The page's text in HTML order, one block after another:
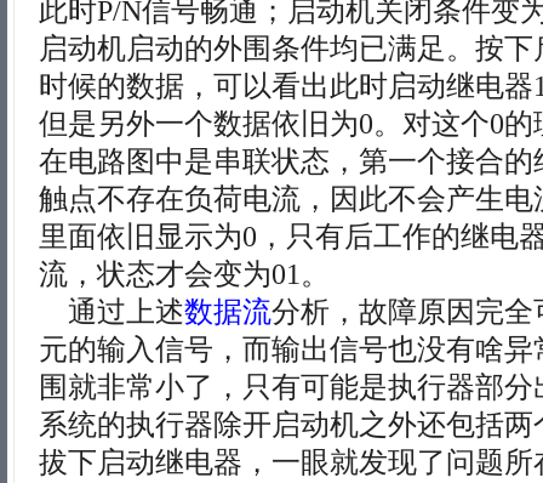
此时P/N信号畅通；启动机关闭条件变
启动机启动的外围条件均已满足。按
时候的数据，可以看出此时启动继电器
但是另外一个数据依旧为0。对这个0
在电路图中是串联状态，第一个接合
触点不存在负荷电流，因此不会产生电
里面依旧显示为0，只有后工作的继电
流，状态才会变为01。
通过上述数据流分析，故障原因完
元的输入信号，而输出信号也没有啥
围就非常小了，只有可能是执行器部
系统的执行器除开启动机之外还包括
拔下启动继电器，一眼就发现了问题